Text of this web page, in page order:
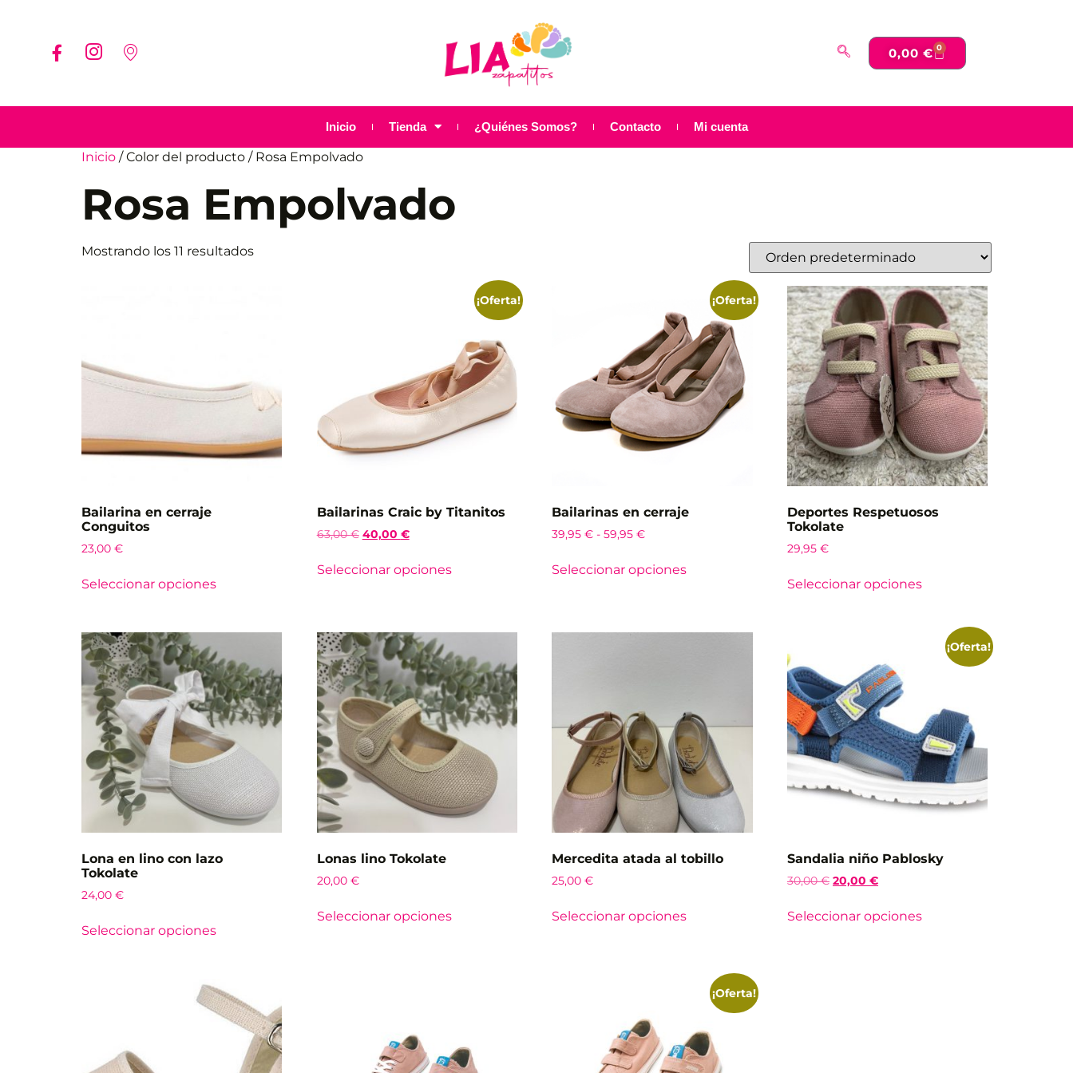
0,00 € 0
Inicio Tienda ¿Quiénes Somos? Contacto Mi cuenta
Inicio / Color del producto / Rosa Empolvado
Rosa Empolvado
Mostrando los 11 resultados
Bailarina en cerraje
Conguitos
23,00 €
Seleccionar opciones
¡Oferta!
Bailarinas Craic by Titanitos
63,00€ 40,00 €
Seleccionar opciones
¡Oferta!
Bailarinas en cerraje
39,95€ - 59,95€
Seleccionar opciones
Deportes Respetuosos
Tokolate
29,95€
Seleccionar opciones
Lona en lino con lazo
Tokolate
24,00 €
Seleccionar opciones
Lonas lino Tokolate
20,00 €
Seleccionar opciones
Mercedita atada al tobillo
25,00€
Seleccionar opciones
¡Oferta!
Sandalia niño Pablosky
30,00€ 20,00€
Seleccionar opciones
¡Oferta!